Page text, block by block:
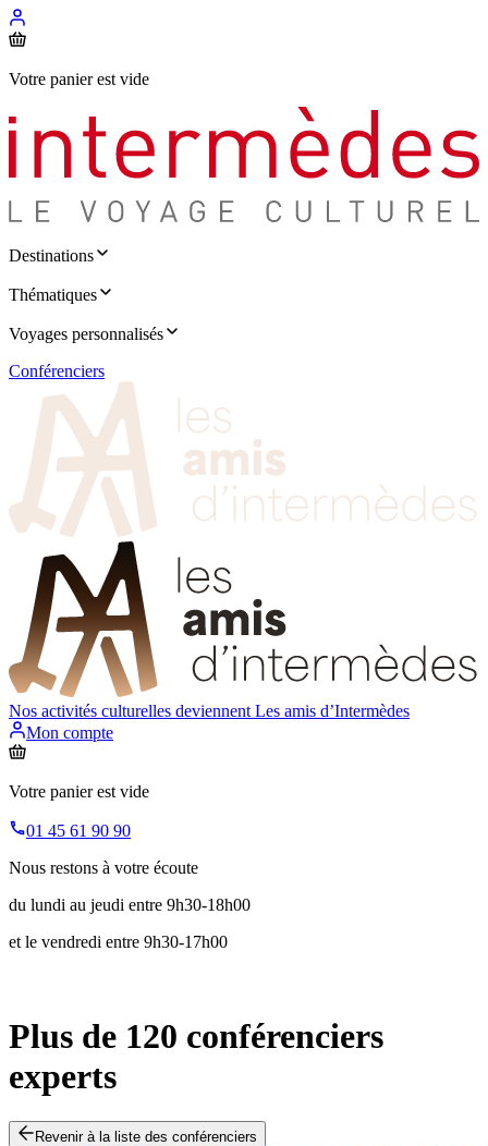
Votre panier est vide
Destinations
Thématiques
Voyages personnalisés
Conférenciers
Nos activités culturelles deviennent Les amis d’Intermèdes
Mon compte
Votre panier est vide
01 45 61 90 90
Nous restons à votre écoute
du lundi au jeudi entre 9h30-18h00
et le vendredi entre 9h30-17h00
Plus de 120 conférenciers
experts
Revenir à la liste des conférenciers